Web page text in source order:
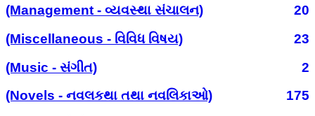
(Management - વ્યવસ્થા સંચાલન)
20
(Miscellaneous - વિવિધ વિષય)
23
(Music - સંગીત)
2
(Novels - નવલકથા તથા નવલિકાઓ)
175